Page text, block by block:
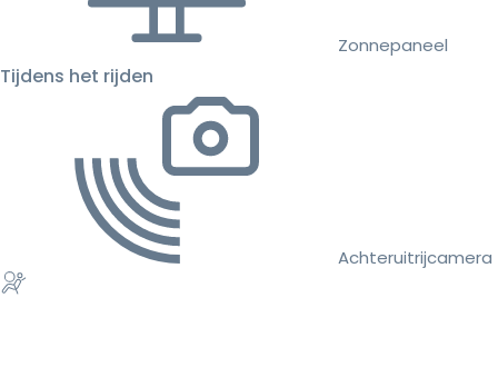
Zonnepaneel
Tijdens het rijden
Achteruitrijcamera